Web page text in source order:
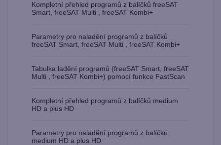
Kompletní přehled programů z balíčků freeSAT
Smart, freeSAT Multi , freeSAT Kombi+
Parametry pro naladění programů z balíčků
freeSAT Smart, freeSAT Multi , freeSAT Kombi+
Tabulka ladění programů (freeSAT Smart, freeSAT
Multi , freeSAT Kombi+) pomocí funkce FastScan
Kompletní přehled programů z balíčků medium
HD a plus HD
Parametry pro naladění programů z balíčků
medium HD a plus HD